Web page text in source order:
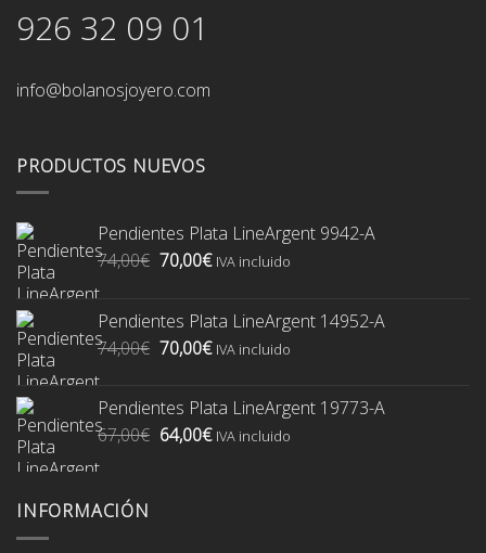
926 32 09 01
info@bolanosjoyero.com
PRODUCTOS NUEVOS
Pendientes Plata LineArgent 9942-A
74,00€ El
era:
74,00€.
70,00€El
es:
70,00€.
IVA incluido
Pendientes Plata LineArgent 14952-A
74,00€ El
era:
74,00€.
70,00€El
es:
70,00€.
IVA incluido
Pendientes Plata LineArgent 19773-A
67,00€ El
64,00€ElIVA incluido
INFORMACIÓN